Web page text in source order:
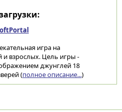
игра на
и взрослых. Цель игры -
джунглей 18
(полное описание...)